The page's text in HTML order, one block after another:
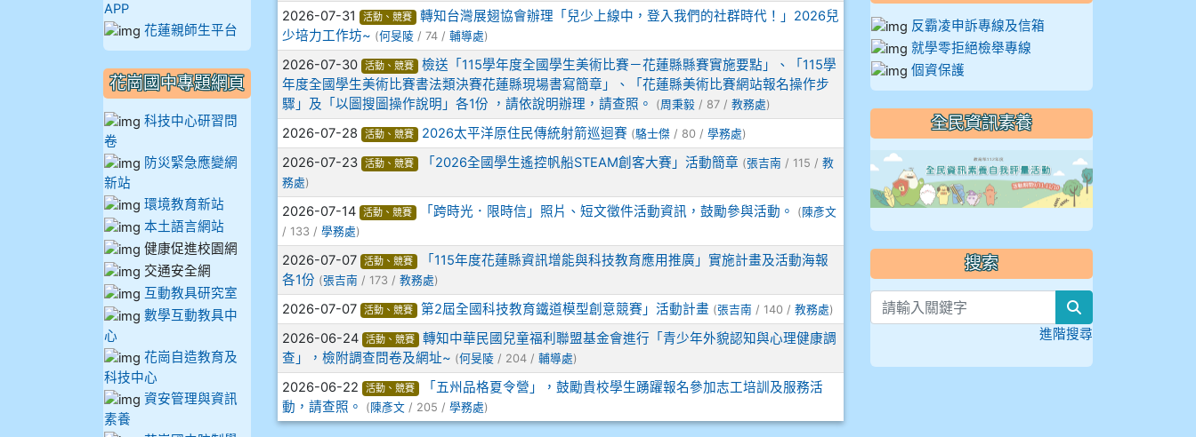
909林朝智
910謝尚橙
910呂芃澔
910溫婕伶
911王祉傑
911張 婷
912彭子宸
914王苡澄
2026-07-31 活動、競賽
轉知台灣展翅協會辦理「兒少上線中，登入我們的社群時代！」2026兒
少培力工作坊~ (何旻陵/ 74 / 輔導處)
2026-07-30 活動、競賽
檢送「115學年度全國學生美術比賽－花蓮縣縣賽實施要點」、「115學
年度全國學生美術比賽書法類決賽花蓮縣現場書寫簡章」、「花蓮縣美術比賽網站報名操作步
驟」及「以圖搜圖操作說明」各1份 ，請依說明辦理，請查照。
(周秉毅/ 87 / 教務處)
2026-07-28 活動、競賽 2026太平洋原住民傳統射箭巡迴賽 (駱士傑/ 80 / 學務處)
2026-07-23 活動、競賽 「2026全國學生遙控帆船STEAM創客大賽」活動簡章 (張吉南 / 115 / 教
務處)
2026-07-14 活動、競賽 「跨時光．限時信」照片、短文徵件活動資訊，鼓勵參與活動。 (陳彥文
/ 133 / 學務處)
2026-07-07 活動、競賽
「115年度花蓮縣資訊增能與科技教育應用推廣」實施計畫及活動海報
各1份 (張吉南 / 173 / 教務處)
2026-07-07 活動、競賽 第2屆全國科技教育鐵道模型創意競賽」活動計畫 (張吉南 / 140 / 教務處)
2026-06-24 活動、競賽
轉知中華民國兒童福利聯盟基金會進行「青少年外貌認知與心理健康調
查」，檢附調查問卷及網址~ (何旻陵/ 204 / 輔導處)
2026-06-22 活動、競賽
「五州品格夏令營」，鼓勵貴校學生踴躍報名參加志工培訓及服務活
動，請查照。
(陳彥文/ 205 / 學務處)
APP
花蓮親師生平台
花崗國中專題網頁
科技中心研習問
卷
防災緊急應變網
新站
環境教育新站
本土語言網站
健康促進校園網
交通安全網
互動教具研究室
數學互動教具中
心
花崗自造教育及
科技中心
資安管理與資訊
素養
反霸凌申訴專線及信箱
就學零拒絕檢舉專線
個資保護
全民資訊素養
搜索
進階搜尋